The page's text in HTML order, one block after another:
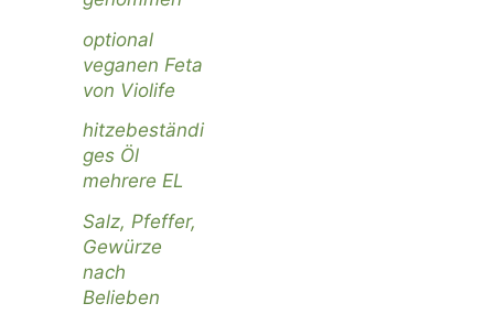
optional
veganen Feta
von Violife
hitzebeständi
ges Öl
mehrere EL
Salz, Pfeffer,
Gewürze
nach
Belieben